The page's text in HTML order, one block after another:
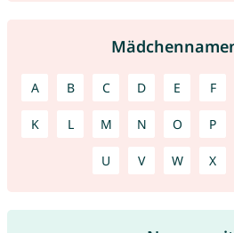
A B C D E F
K L M N O P
U V W X